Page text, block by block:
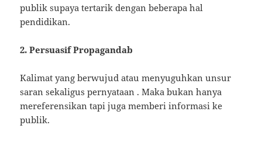
publik supaya tertarik dengan beberapa hal
pendidikan.
2. Persuasif Propagandab
Kalimat yang berwujud atau menyuguhkan unsur
saran sekaligus pernyataan . Maka bukan hanya
mereferensikan tapi juga memberi informasi ke
publik.